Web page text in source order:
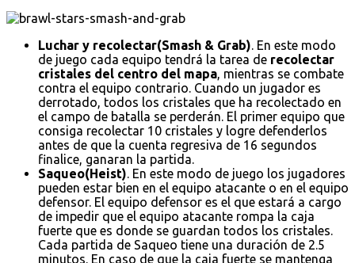
Luchar y recolectar(Smash & Grab). En este modo
de juego cada equipo tendrá la tarea de recolectar
cristales del centro del mapa, mientras se combate
contra el equipo contrario. Cuando un jugador es
derrotado, todos los cristales que ha recolectado en
el campo de batalla se perderán. El primer equipo que
consiga recolectar 10 cristales y logre defenderlos
antes de que la cuenta regresiva de 16 segundos
finalice, ganaran la partida.
Saqueo(Heist). En este modo de juego los jugadores
pueden estar bien en el equipo atacante o en el equipo
defensor. El equipo defensor es el que estará a cargo
de impedir que el equipo atacante rompa la caja
fuerte que es donde se guardan todos los cristales.
Cada partida de Saqueo tiene una duración de 2.5
minutos. En caso de que la caja fuerte se mantenga